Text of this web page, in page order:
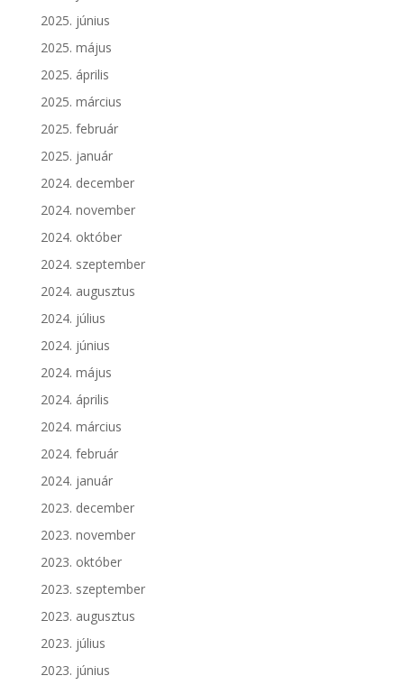
2025. június
2025. május
2025. április
2025. március
2025. február
2025. január
2024. december
2024. november
2024. október
2024. szeptember
2024. augusztus
2024. július
2024. június
2024. május
2024. április
2024. március
2024. február
2024. január
2023. december
2023. november
2023. október
2023. szeptember
2023. augusztus
2023. július
2023. június